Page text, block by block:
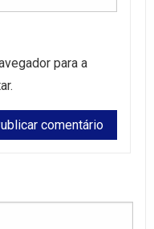
para a